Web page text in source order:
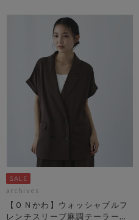
archives
【ＯＮかわ】ウォッシャブルフ
レンチスリーブ麻調テーラード